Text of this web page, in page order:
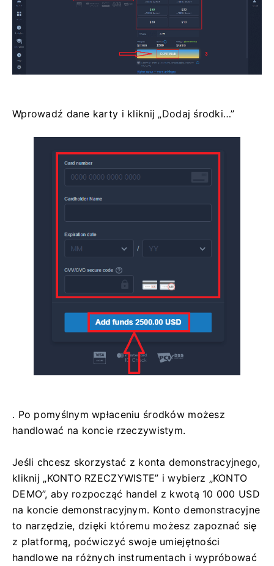
Wprowadź dane karty i kliknij „Dodaj środki…”
. Po pomyślnym wpłaceniu środków możesz
handlować na koncie rzeczywistym.
Jeśli chcesz skorzystać z konta demonstracyjnego,
kliknij „KONTO RZECZYWISTE” i wybierz „KONTO
DEMO”, aby rozpocząć handel z kwotą 10 000 USD
na koncie demonstracyjnym. Konto demonstracyjne
to narzędzie, dzięki któremu możesz zapoznać się
z platformą, poćwiczyć swoje umiejętności
handlowe na różnych instrumentach i wypróbować